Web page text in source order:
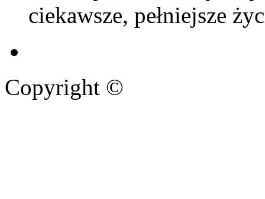
ciekawsze, pełniejsze
Copyright ©